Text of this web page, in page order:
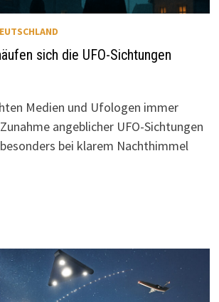
sich die UFO-Sichtungen
Medien und Ufologen immer
angeblicher UFO-Sichtungen
bei klarem Nachthimmel